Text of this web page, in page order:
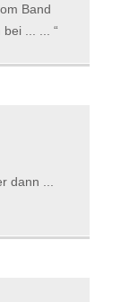
Band
... ...
dann ...